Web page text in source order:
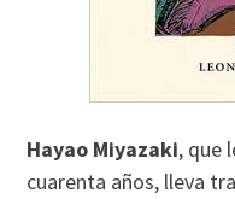
Hayao Miyazaki, que
cuarenta años, lleva